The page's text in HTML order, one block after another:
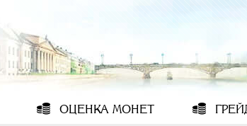
ОЦЕНКА МОНЕТ